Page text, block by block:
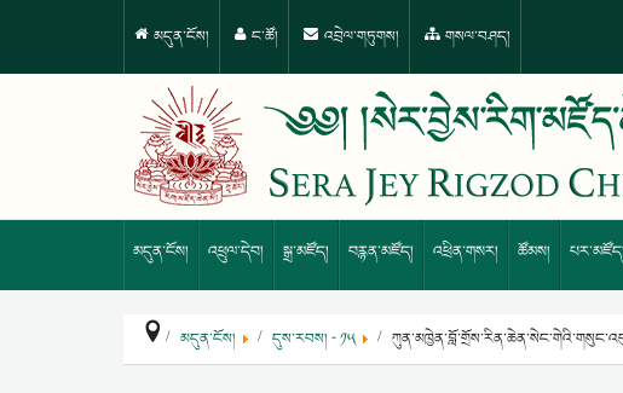
མདུན་ངོས། ང་ཚོ། འབྲེལ་གཏུགས། གསལ་བཤད།
མདུན་ངོས། འཕྲུལ་དེབ། སྒྲ་མཛོད། བརྙན་མཛོད། འཕྲིན་གསར། ཚོམས། པར་མཛོད།
མདུན་ངོས། དུས་རབས། - ༡༥